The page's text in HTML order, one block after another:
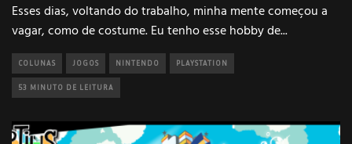
Esses dias, voltando do trabalho, minha mente começou a
vagar, como de costume. Eu tenho esse hobby de...
COLUNAS JOGOS NINTENDO PLAYSTATION
53 MINUTO DE LEITURA